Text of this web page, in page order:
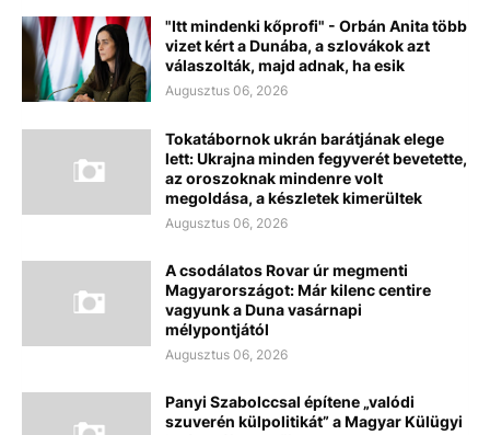
"Itt mindenki kőprofi" - Orbán Anita több
vizet kért a Dunába, a szlovákok azt
válaszolták, majd adnak, ha esik
Augusztus 06, 2026
Tokatábornok ukrán barátjának elege
lett: Ukrajna minden fegyverét bevetette,
az oroszoknak mindenre volt
megoldása, a készletek kimerültek
Augusztus 06, 2026
A csodálatos Rovar úr megmenti
Magyarországot: Már kilenc centire
vagyunk a Duna vasárnapi
mélypontjától
Augusztus 06, 2026
Panyi Szabolccsal építene „valódi
szuverén külpolitikát” a Magyar Külügyi